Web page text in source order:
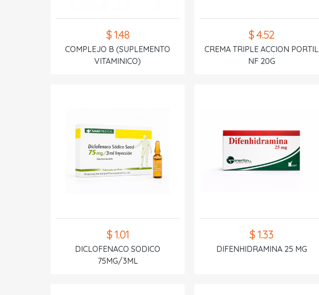
$ 1.48
COMPLEJO B (SUPLEMENTO
VITAMINICO)
$ 4.52
CREMA TRIPLE ACCION PORTIL
NF 20G
$ 1.01
DICLOFENACO SODICO
75MG/3ML
$ 1.33
DIFENHIDRAMINA 25 MG